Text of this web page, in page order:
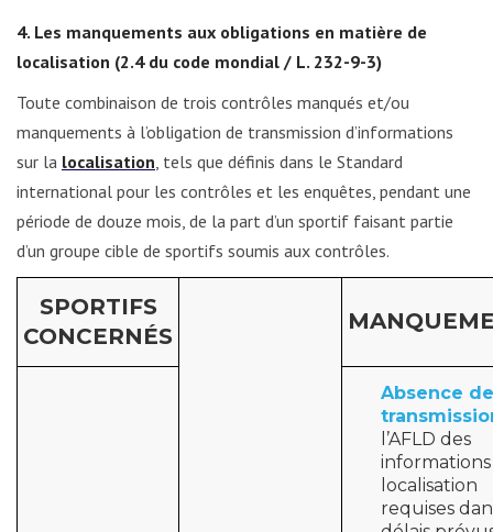
4. Les manquements aux obligations en matière de
localisation (2.4 du code mondial / L. 232-9-3)
Toute combinaison de trois contrôles manqués et/ou
manquements à l’obligation de transmission d’informations
sur la localisation , tels que définis dans le Standard
international pour les contrôles et les enquêtes, pendant une
période de douze mois, de la part d’un sportif faisant partie
d’un groupe cible de sportifs soumis aux contrôles.
SPORTIFS
CONCERNÉS
Absence de
l’AFLD des
localisation
requises